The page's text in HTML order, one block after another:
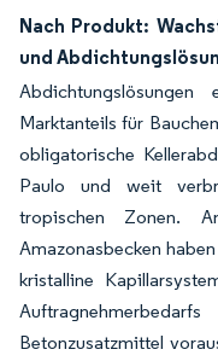
Nach Produkt:
und
Marktanteils für
obligatorische
Paulo und weit
tropischen Zonen.
Amazonasbecken
kristalline
Betonzusatzmittel